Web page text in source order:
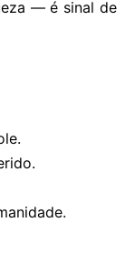
— é sinal de